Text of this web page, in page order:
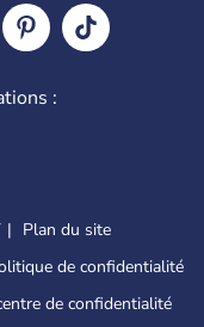
:
Plan du site
de confidentialité
de confidentialité